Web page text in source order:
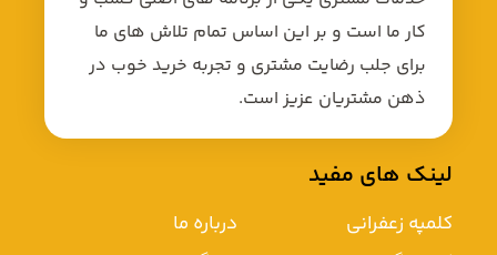
لینک های مفید
کلمپه زعفرانی
درباره ما
کار ما است و بر این اساس تمام تلاش های ما
برای جلب رضایت مشتری و تجربه خرید خوب در
ذهن مشتریان عزیز است.